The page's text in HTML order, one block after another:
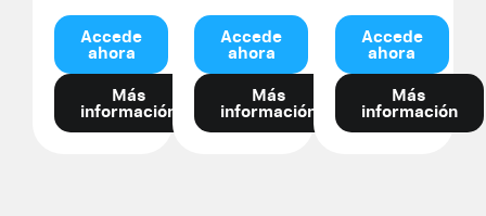
Accede
ahora
Más
información
Accede
ahora
Más
información
Accede
ahora
Más
información